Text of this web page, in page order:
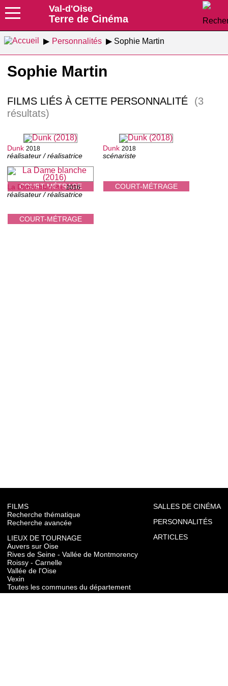
Val-d'Oise
Terre de Cinéma
Personnalités Sophie Martin
Sophie Martin
FILMS LIÉS À CETTE PERSONNALITÉ
(3
résultats)
COURT-MÉTRAGE
Dunk 2018
réalisateur / réalisatrice
COURT-MÉTRAGE
Dunk 2018
scénariste
COURT-MÉTRAGE
La Dame blanche 2016
réalisateur / réalisatrice
FILMS
Recherche thématique
Recherche avancée
LIEUX DE TOURNAGE
Auvers sur Oise
Rives de Seine - Vallée de Montmorency
Roissy - Carnelle
Vallée de l'Oise
Vexin
Toutes les communes du département
SALLES DE CINÉMA
PERSONNALITÉS
ARTICLES